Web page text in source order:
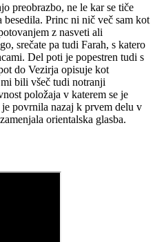
preobrazbo, ne le kar se tiče
Princ ni nič več sam kot
z nasveti ali
srečate pa tudi Farah, s katero
Del poti je popestren tudi s
do Vezirja opisuje kot
bili všeč tudi notranji
položaja v katerem se je
je povrnila nazaj k prvem delu v
orientalska glasba.